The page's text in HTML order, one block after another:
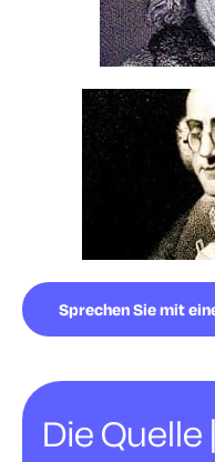
Sprechen Sie mit
Die Quelle